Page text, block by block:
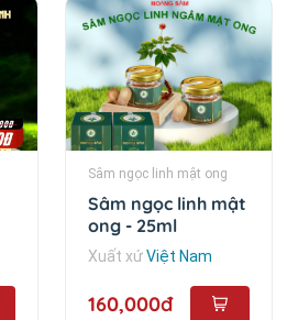
Sâm ngọc linh mật ong
Sâm ngọc linh mật
ong - 25ml
Xuất xứViệt Nam
160,000đ